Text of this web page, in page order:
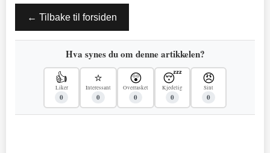
← Tilbake til forsiden
Hva synes du om denne artikkelen?
👍
Liker
0
⭐
Interessant
0
😲
Overrasket
0
😴
Kjedelig
0
😠
Sint
0